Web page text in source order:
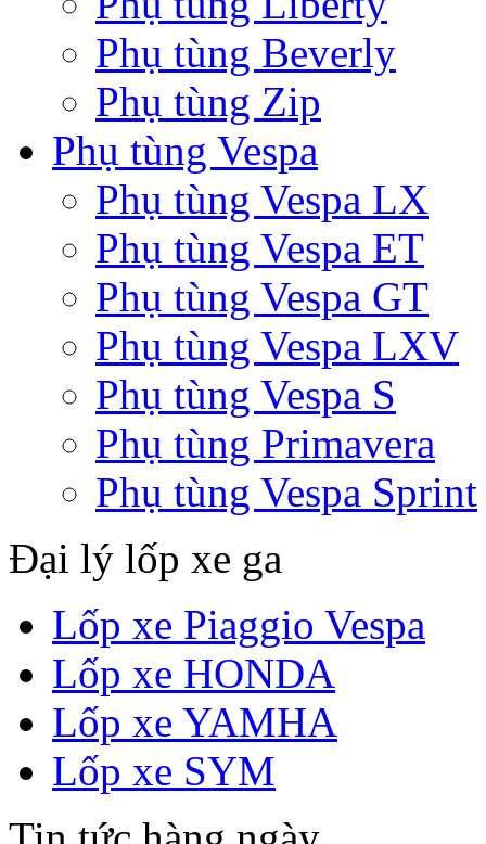
Phụ tùng Beverly
Phụ tùng Zip
Phụ tùng Vespa
Phụ tùng Vespa LX
Phụ tùng Vespa ET
Phụ tùng Vespa GT
Phụ tùng Vespa LXV
Phụ tùng Vespa S
Phụ tùng Primavera
Phụ tùng Vespa Sprint
Đại lý lốp xe ga
Lốp xe Piaggio Vespa
Lốp xe HONDA
Lốp xe YAMHA
Lốp xe SYM